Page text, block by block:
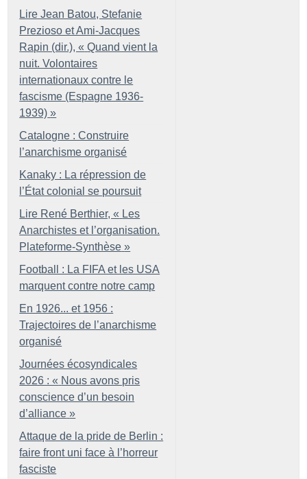
Lire Jean Batou, Stefanie
Prezioso et Ami-Jacques
Rapin (dir.), « Quand vient la
nuit. Volontaires
internationaux contre le
fascisme (Espagne 1936-
1939) »
Catalogne : Construire
l’anarchisme organisé
Kanaky : La répression de
l’État colonial se poursuit
Lire René Berthier, « Les
Anarchistes et l’organisation.
Plateforme-Synthèse »
Football : La FIFA et les USA
marquent contre notre camp
En 1926... et 1956 :
Trajectoires de l’anarchisme
organisé
Journées écosyndicales
2026 : « Nous avons pris
conscience d’un besoin
d’alliance »
Attaque de la pride de Berlin :
faire front uni face à l’horreur
fasciste